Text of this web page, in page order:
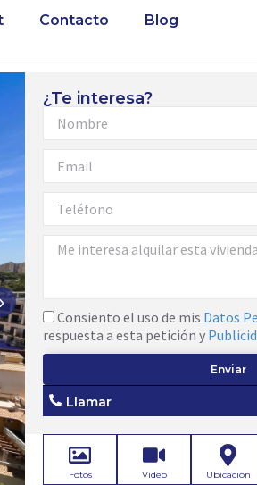
Contacto Blog
¿Te interesa?
Consiento el uso de mis Datos
respuesta a esta petición y
Enviar
Llamar
Fotos Vídeo Ubicación